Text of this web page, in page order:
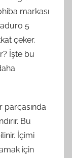
markası
5
çeker.
İşte bu
parçasında
Bu
İçimi
için